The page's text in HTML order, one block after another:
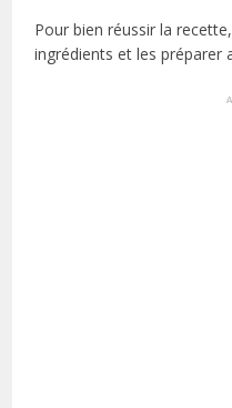
Pour bien réussir la
ingrédients et les préparer